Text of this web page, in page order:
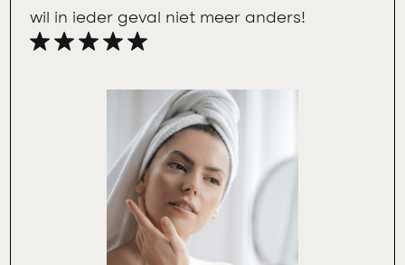
wil in ieder geval niet meer anders!